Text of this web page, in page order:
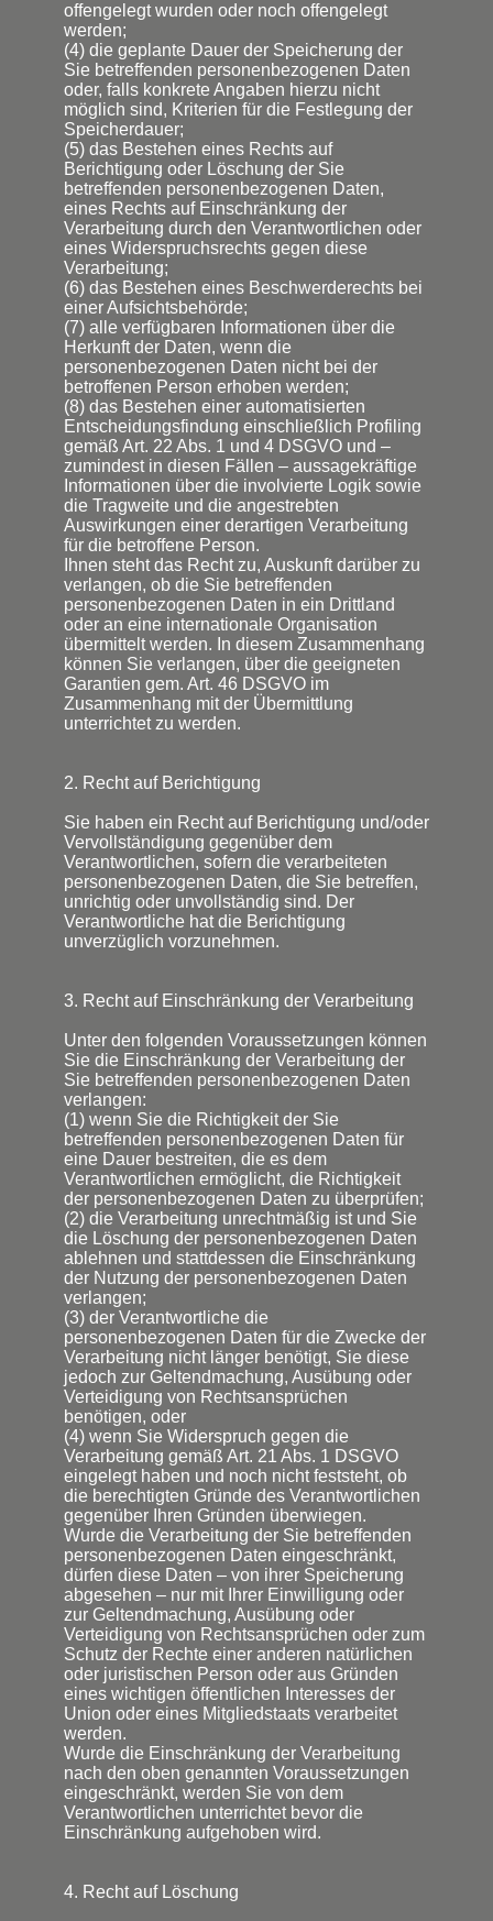
offengelegt wurden oder noch offengelegt
werden;
(4) die geplante Dauer der Speicherung der
Sie betreffenden personenbezogenen Daten
oder, falls konkrete Angaben hierzu nicht
möglich sind, Kriterien für die Festlegung der
Speicherdauer;
(5) das Bestehen eines Rechts auf
Berichtigung oder Löschung der Sie
betreffenden personenbezogenen Daten,
eines Rechts auf Einschränkung der
Verarbeitung durch den Verantwortlichen oder
eines Widerspruchsrechts gegen diese
Verarbeitung;
(6) das Bestehen eines Beschwerderechts bei
einer Aufsichtsbehörde;
(7) alle verfügbaren Informationen über die
Herkunft der Daten, wenn die
personenbezogenen Daten nicht bei der
betroffenen Person erhoben werden;
(8) das Bestehen einer automatisierten
Entscheidungsfindung einschließlich Profiling
gemäß Art. 22 Abs. 1 und 4 DSGVO und –
zumindest in diesen Fällen – aussagekräftige
Informationen über die involvierte Logik sowie
die Tragweite und die angestrebten
Auswirkungen einer derartigen Verarbeitung
für die betroffene Person.
Ihnen steht das Recht zu, Auskunft darüber zu
verlangen, ob die Sie betreffenden
personenbezogenen Daten in ein Drittland
oder an eine internationale Organisation
übermittelt werden. In diesem Zusammenhang
können Sie verlangen, über die geeigneten
Garantien gem. Art. 46 DSGVO im
Zusammenhang mit der Übermittlung
unterrichtet zu werden.
2. Recht auf Berichtigung
Sie haben ein Recht auf Berichtigung und/oder
Vervollständigung gegenüber dem
Verantwortlichen, sofern die verarbeiteten
personenbezogenen Daten, die Sie betreffen,
unrichtig oder unvollständig sind. Der
Verantwortliche hat die Berichtigung
unverzüglich vorzunehmen.
3. Recht auf Einschränkung der Verarbeitung
Unter den folgenden Voraussetzungen können
Sie die Einschränkung der Verarbeitung der
Sie betreffenden personenbezogenen Daten
verlangen:
(1) wenn Sie die Richtigkeit der Sie
betreffenden personenbezogenen Daten für
eine Dauer bestreiten, die es dem
Verantwortlichen ermöglicht, die Richtigkeit
der personenbezogenen Daten zu überprüfen;
(2) die Verarbeitung unrechtmäßig ist und Sie
die Löschung der personenbezogenen Daten
ablehnen und stattdessen die Einschränkung
der Nutzung der personenbezogenen Daten
verlangen;
(3) der Verantwortliche die
personenbezogenen Daten für die Zwecke der
Verarbeitung nicht länger benötigt, Sie diese
jedoch zur Geltendmachung, Ausübung oder
Verteidigung von Rechtsansprüchen
benötigen, oder
(4) wenn Sie Widerspruch gegen die
Verarbeitung gemäß Art. 21 Abs. 1 DSGVO
eingelegt haben und noch nicht feststeht, ob
die berechtigten Gründe des Verantwortlichen
gegenüber Ihren Gründen überwiegen.
Wurde die Verarbeitung der Sie betreffenden
personenbezogenen Daten eingeschränkt,
dürfen diese Daten – von ihrer Speicherung
abgesehen – nur mit Ihrer Einwilligung oder
zur Geltendmachung, Ausübung oder
Verteidigung von Rechtsansprüchen oder zum
Schutz der Rechte einer anderen natürlichen
oder juristischen Person oder aus Gründen
eines wichtigen öffentlichen Interesses der
Union oder eines Mitgliedstaats verarbeitet
werden.
Wurde die Einschränkung der Verarbeitung
nach den oben genannten Voraussetzungen
eingeschränkt, werden Sie von dem
Verantwortlichen unterrichtet bevor die
Einschränkung aufgehoben wird.
4. Recht auf Löschung